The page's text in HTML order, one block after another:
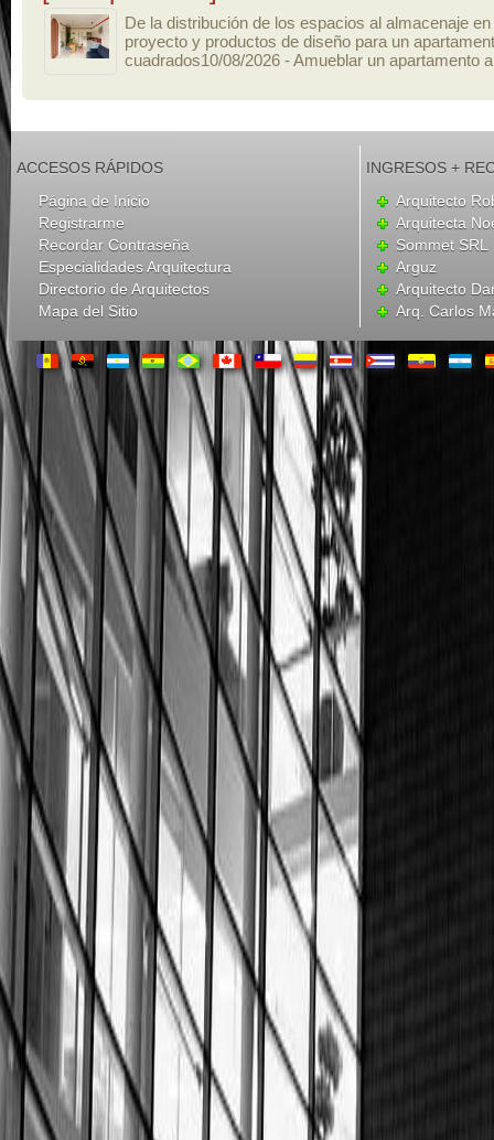
De la distribución de los espacios al almacenaje
proyecto y productos de diseño para un
cuadrados10/08/2026 - Amueblar un apartamento
ACCESOS RÁPIDOS
Página de Inicio
Registrarme
Recordar Contraseña
Especialidades Arquitectura
Directorio de Arquitectos
Mapa del Sitio
INGRESOS +
Arquitecto
Arquitecta
Sommet SRL
Arguz
Arquitecto
Arq. Carlos